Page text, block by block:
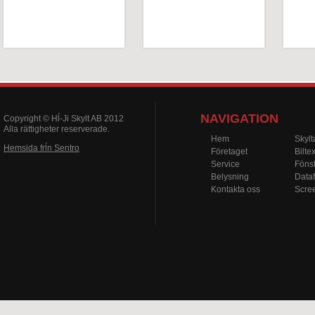
Copyright © Hĺ-Ji Skylt AB 2012
Alla rättigheter reserverade.
Hemsida frĺn Sentro
NAVIGATION
Hem
Företaget
Service
Belysning
Kontakta oss